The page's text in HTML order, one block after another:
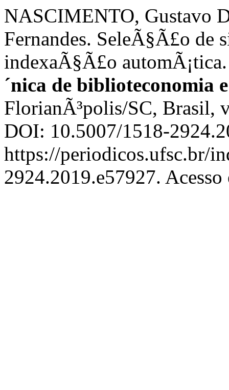
NASCIMENTO, Gustavo
Fernandes. SeleÃ§Ã£o de
indexaÃ§Ã£o
´nica de biblioteconomia
FlorianÃ³polis/SC, Brasil,
DOI: 10.5007/1518-
https://periodicos.ufsc.br/
2924.2019.e57927.